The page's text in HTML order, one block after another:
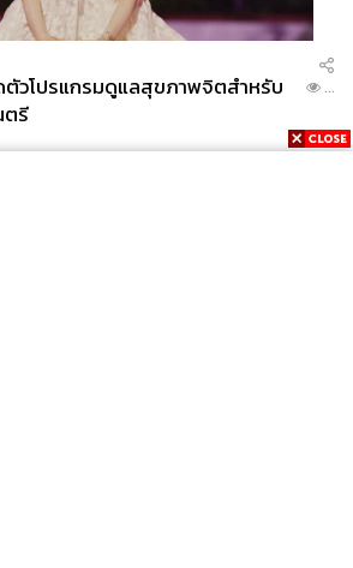
วโปรแกรมดูแลสุขภาพจิตสำหรับ
ตรี
...